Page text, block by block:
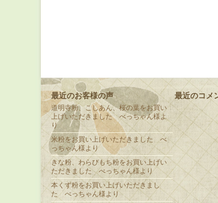
最近のお客様の声
道明寺粉、こしあん、桜の葉をお買い
上げいただきました べっちゃん様よ
り
米粉をお買い上げいただきました べ
っちゃん様より
きな粉、わらびもち粉をお買い上げい
ただきました べっちゃん様より
本くず粉をお買い上げいただきまし
た べっちゃん様より
最近のコメ